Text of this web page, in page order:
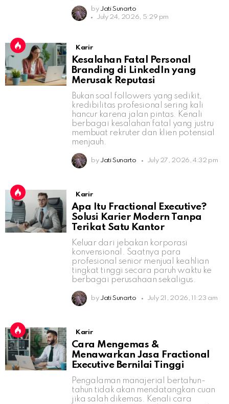
by Jati Sunarto
July 24, 2026, 5:29 pm
Karir
Kesalahan Fatal Personal
Branding di LinkedIn yang
Merusak Reputasi
Bukan soal followers yang sedikit,
kredibilitas profesional sering kali
hancur karena jalan pintas. Kenali
berbagai kesalahan fatal yang justru
membuat rekruter dan klien potensial
menjauh.
by Jati Sunarto July 27, 2026, 4:32 pm
Karir
Apa Itu Fractional Executive?
Solusi Karier Modern Tanpa
Terikat Satu Kantor
Keluar dari jebakan korporasi
konvensional. Saatnya para
profesional senior menjual keahlian
tingkat tinggi secara paruh waktu ke
berbagai perusahaan sekaligus.
by Jati Sunarto July 21, 2026, 11:23 am
Karir
Cara Mengemas &
Menawarkan Jasa Fractional
Executive Bernilai Tinggi
Pengalaman manajerial bertahun-
tahun tidak akan mendatangkan cuan
jika salah dikemas. Kenali cara